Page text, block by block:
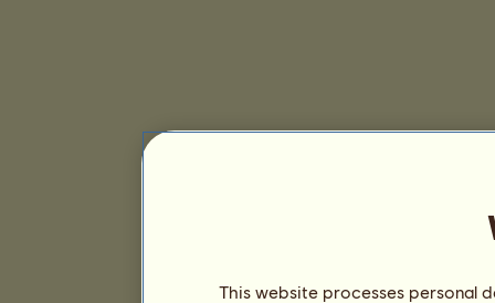
This website processes personal